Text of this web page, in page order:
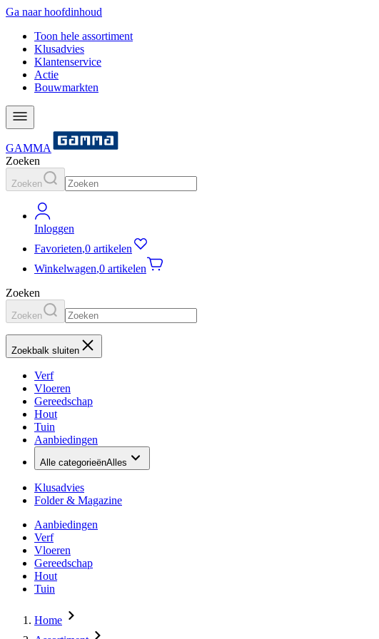
Ga naar hoofdinhoud
Toon hele assortiment
Klusadvies
Klantenservice
Actie
Bouwmarkten
GAMMA
Zoeken
Zoeken
Inloggen
Favorieten,0 artikelen
Winkelwagen,0 artikelen
Zoeken
Zoeken
Zoekbalk sluiten
Verf
Vloeren
Gereedschap
Hout
Tuin
Aanbiedingen
Alle categorieënAlles
Klusadvies
Folder & Magazine
Aanbiedingen
Verf
Vloeren
Gereedschap
Hout
Tuin
Home